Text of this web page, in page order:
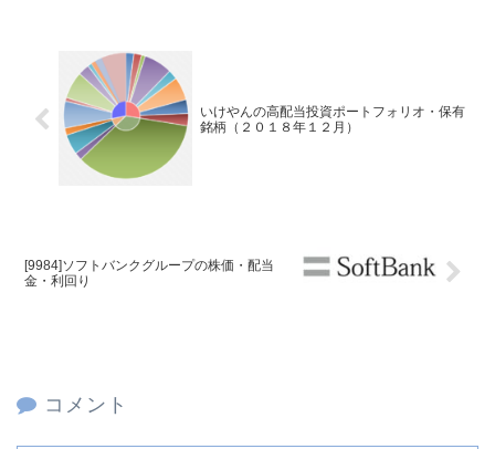
いけやんの高配当投資ポートフォリオ・保有
銘柄（２０１８年１２月）
[9984]ソフトバンクグループの株価・配当
金・利回り
コメント